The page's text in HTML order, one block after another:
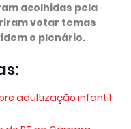
acolhidas pela
votar temas
o plenário.
adultização infantil